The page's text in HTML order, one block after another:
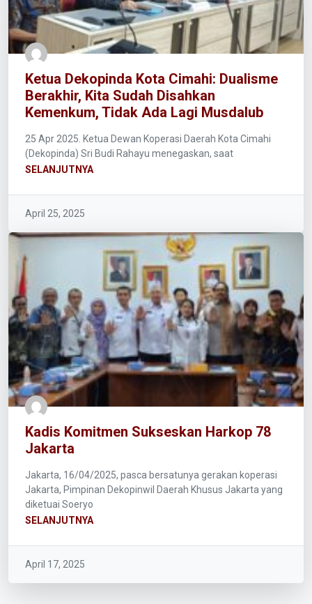
Ketua Dekopinda Kota Cimahi: Dualisme
Berakhir, Kita Sudah Disahkan
Kemenkum, Tidak Ada Lagi Musdalub
25 Apr 2025. Ketua Dewan Koperasi Daerah Kota Cimahi
(Dekopinda) Sri Budi Rahayu menegaskan, saat
SELANJUTNYA
April 25, 2025
Kadis Komitmen Sukseskan Harkop 78
Jakarta
Jakarta, 16/04/2025, pasca bersatunya gerakan koperasi
Jakarta, Pimpinan Dekopinwil Daerah Khusus Jakarta yang
diketuai Soeryo
SELANJUTNYA
April 17, 2025